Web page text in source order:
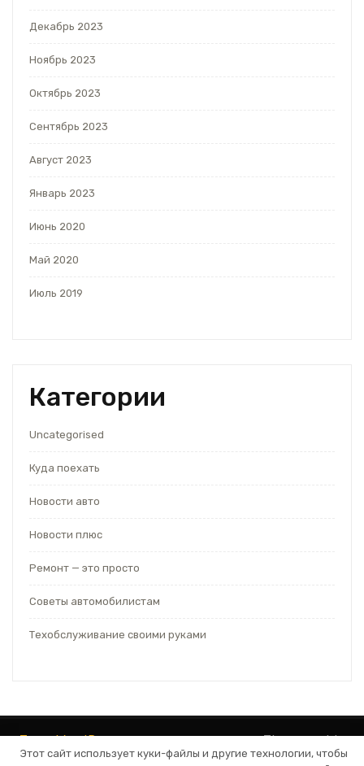
Декабрь 2023
Ноябрь 2023
Октябрь 2023
Сентябрь 2023
Август 2023
Январь 2023
Июнь 2020
Май 2020
Июль 2019
Категории
Uncategorised
Куда поехать
Новости авто
Новости плюс
Ремонт — это просто
Советы автомобилистам
Техобслуживание своими руками
Тема WordPress для автосервисаот Themespride
Этот сайт использует куки-файлы и другие технологии, чтобы